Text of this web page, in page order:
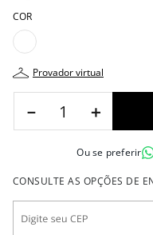
COR
provador virtual
＋
－
Ou se preferir